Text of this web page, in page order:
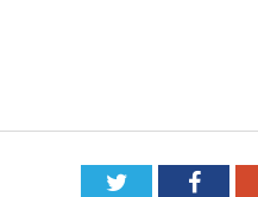
Twitter